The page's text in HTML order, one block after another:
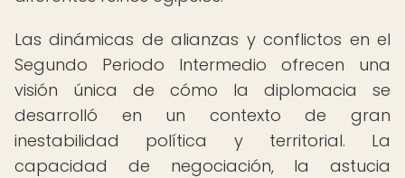
Las dinámicas de alianzas y conflictos en el
Segundo Periodo Intermedio ofrecen una
visión única de cómo la diplomacia se
desarrolló en un contexto de gran
inestabilidad política y territorial. La
capacidad de negociación, la astucia